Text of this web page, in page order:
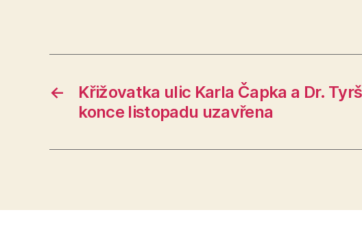
←
Křižovatka ulic Karla Čapka a Dr.
konce listopadu uzavřena